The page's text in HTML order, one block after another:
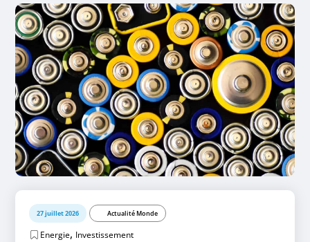
27 juillet 2026 Actualité Monde
Energie, Investissement